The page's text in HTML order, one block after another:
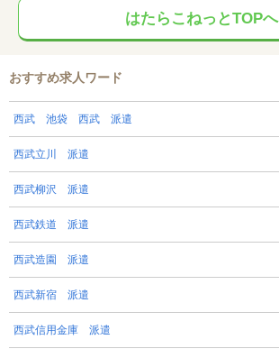
はたらこねっとTOPへ
おすすめ求人ワード
西武 池袋 西武 派遣
西武立川 派遣
西武柳沢 派遣
西武鉄道 派遣
西武造園 派遣
西武新宿 派遣
西武信用金庫 派遣